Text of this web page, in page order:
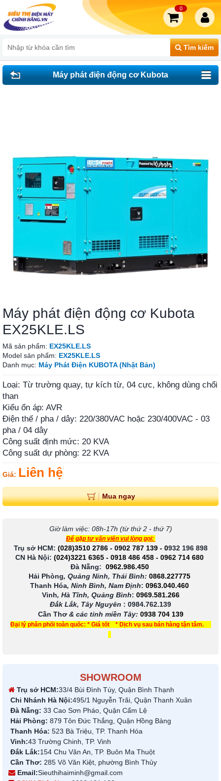
Tìm kiếm
0
Máy phát điện động cơ Kubota
Máy phát điện động cơ Kubota
EX25KLE.LS
Mã sản phẩm: EX25KLE.LS
Model sản phẩm: EX25KLE.LS
Danh mục: Máy Phát Điện KUBOTA (Nhật Bản)
Loại: Từ trường quay, tự kích từ, 04 cực, không dùng chổi
than
Kiểu ổn áp: AVR
Điện thế / pha / dây: 220/380VAC hoặc 230/400VAC - 03
pha / 04 dây
Công suất định mức: 20 KVA
Công suất dự phòng: 22 KVA
Giá: Liên hệ
Mua ngay
Giờ làm việc: 08h-17h (từ thứ 2 - thứ 7)
Để gặp tư vấn viên vui lòng gọi:
Trụ sở HCM: (028)3510 2786 - 0902 787 139- 0932 196 898
CN Hà Nội: (024)3221 6365 - 0918 486 458 - 0962 714 680
Đà Nẵng: 0962.986.450
Hải Phòng, Quảng Ninh, Thái Bình: 0868.227775
Thanh Hóa, Ninh Bình, Nam Định: 0963.040.460
Vinh, Hà Tĩnh, Quảng Bình: 0969.581.266
Đắk Lắk, Tây Nguyên : 0984.762.139
Cần Thơ & các tỉnh miền Tây: 0938 704 139
Đại lý phân phối toàn quốc: * Giá tốt * Dịch vụ sau bán hàng tận tâm.
SHOWROOM
Trụ sở HCM:33/4 Bùi Đình Túy, Quận Bình Thạnh
Chi Nhánh Hà Nội:495/1 Nguyễn Trãi, Quận Thanh Xuân
Đà Nẵng: 33 Cao Sơn Pháo, Quận Cẩm Lệ
Hải Phòng: 879 Tôn Đức Thắng, Quận Hồng Bàng
Thanh Hóa: 523 Bà Triệu, TP. Thanh Hóa
Vinh:43 Trường Chinh, TP. Vinh
Đắk Lắk:154 Chu Văn An, TP. Buôn Ma Thuột
Cần Thơ: 285 Võ Văn Kiệt, phường Bình Thủy
Email:Sieuthihaiminh@gmail.com